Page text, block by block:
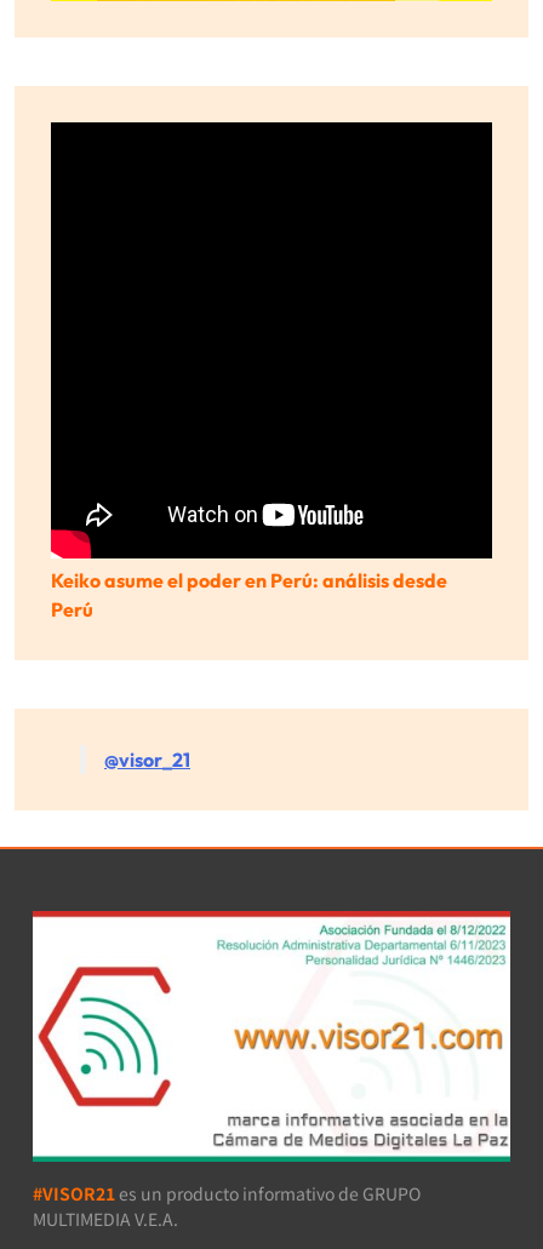
Keiko asume el poder en Perú: análisis desde
Perú
@visor_21
#VISOR21 es un producto informativo de GRUPO
MULTIMEDIA V.E.A.